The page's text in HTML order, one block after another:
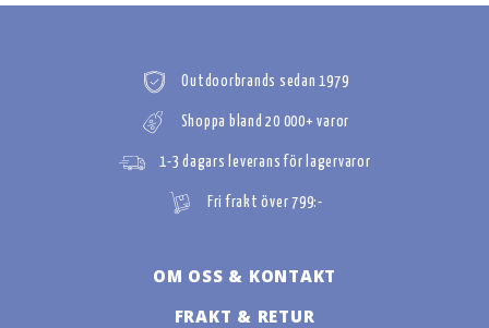
Outdoorbrands sedan 1979
Shoppa bland 20 000+ varor
1-3 dagars leverans för lagervaror
Fri frakt över 799:-
OM OSS & KONTAKT
FRAKT & RETUR